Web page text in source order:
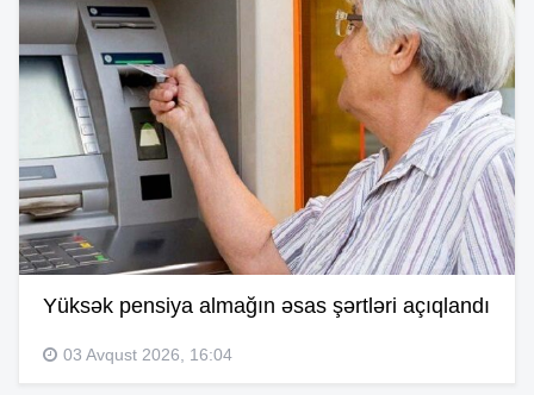
Yüksək pensiya almağın əsas şərtləri açıqlandı
03 Avqust 2026, 16:04